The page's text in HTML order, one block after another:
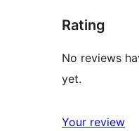
Rating
No reviews
yet.
Your review